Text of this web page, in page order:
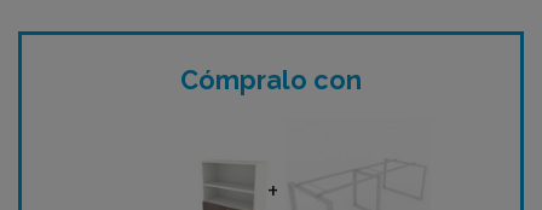
Cómpralo con
+